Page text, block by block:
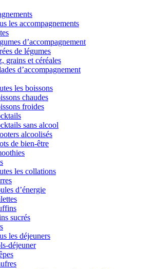
les accompagnements
d’accompagnement
de légumes
grains et céréales
d’accompagnement
les boissons
chaudes
froides
sans alcool
alcoolisés
de bien-être
les collations
d’énergie
sucrés
les déjeuners
déjeuner